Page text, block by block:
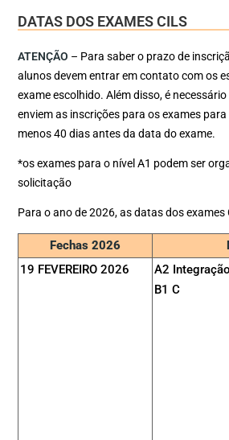
DATAS DOS EXAMES CILS
ATENÇÃO – Para saber o prazo de
alunos devem entrar em contato com os
exame escolhido. Além disso, é
enviem as inscrições para os exames para
menos 40 dias antes da data do exame.
*os exames para o nível A1 podem ser
solicitação
Para o ano de 2026, as datas dos exames
Fechas 2026
19 FEVEREIRO 2026
A2
B1 C